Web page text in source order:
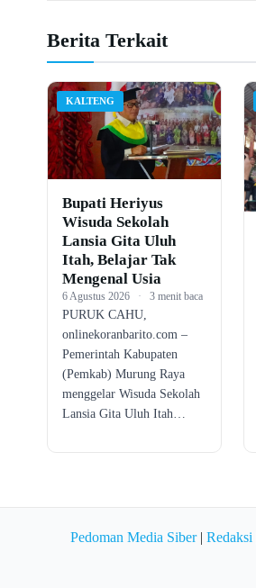
Berita Terkait
KALTENG
Bupati Heriyus
Wisuda Sekolah
Lansia Gita Uluh
Itah, Belajar Tak
Mengenal Usia
6 Agustus 2026 · 3 menit baca
PURUK CAHU,
onlinekoranbarito.com –
Pemerintah Kabupaten
(Pemkab) Murung Raya
menggelar Wisuda Sekolah
Lansia Gita Uluh Itah…
Pedoman Media Siber| Redaksi